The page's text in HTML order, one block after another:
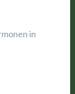
in